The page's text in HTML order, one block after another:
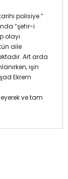
polisiye.”
“şehr-i
olayı
aile
Art arda
işin
Ekrem
ve tam